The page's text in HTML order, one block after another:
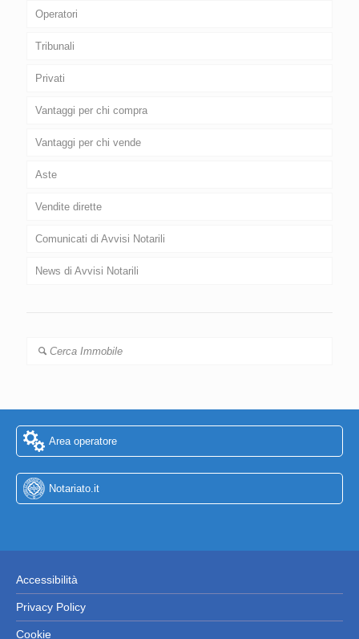
Operatori
Tribunali
Privati
Vantaggi per chi compra
Vantaggi per chi vende
Aste
Vendite dirette
Comunicati di Avvisi Notarili
News di Avvisi Notarili
Cerca Immobile
Area operatore
Notariato.it
Accessibilità
Privacy Policy
Cookie